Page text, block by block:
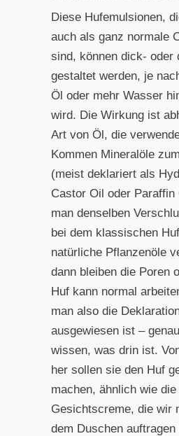
Diese Hufemulsionen,
auch als ganz normale
sind, können dick- oder
gestaltet werden, je
Öl oder mehr Wasser
wird. Die Wirkung ist
Art von Öl, die
Kommen Mineralöle
(meist deklariert als
Castor Oil oder Paraffin
man denselben
bei dem klassischen
natürliche Pflanzenöle
dann bleiben die Poren
Huf kann normal
man also die
ausgewiesen ist –
wissen, was drin ist.
her sollen sie den Huf
machen, ähnlich wie die
Gesichtscreme, die wir
dem Duschen auftragen